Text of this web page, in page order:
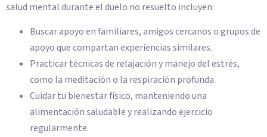
salud mental durante el duelo no resuelto incluyen:
Buscar apoyo en familiares, amigos cercanos o grupos de
apoyo que compartan experiencias similares.
Practicar técnicas de relajación y manejo del estrés,
como la meditación o la respiración profunda.
Cuidar tu bienestar físico, manteniendo una
alimentación saludable y realizando ejercicio
regularmente.